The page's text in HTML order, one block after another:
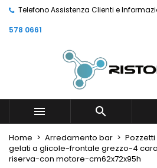
Telefono Assistenza Clienti e
578 0661
 
Home Arredamento bar
gelati a glicole-frontale grezzo-4
riserva-con motore-cm62x72x95h